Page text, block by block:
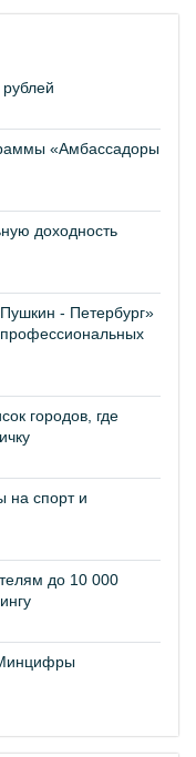
«Амбассадоры
доходность
- Петербург»
профессиональных
городов, где
на спорт и
до 10 000